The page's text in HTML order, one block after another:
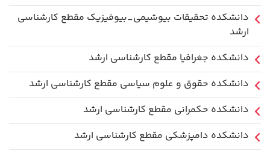
دانشکده تحقیقات بیوشیمی_بیوفیزیک مقطع کارشناسی
ارشد
دانشکده جغرافیا مقطع کارشناسی ارشد
دانشکده حقوق و علوم سیاسی مقطع کارشناسی ارشد
دانشکده حکمرانی مقطع کارشناسی ارشد
دانشکده دامپزشکی مقطع کارشناسی ارشد